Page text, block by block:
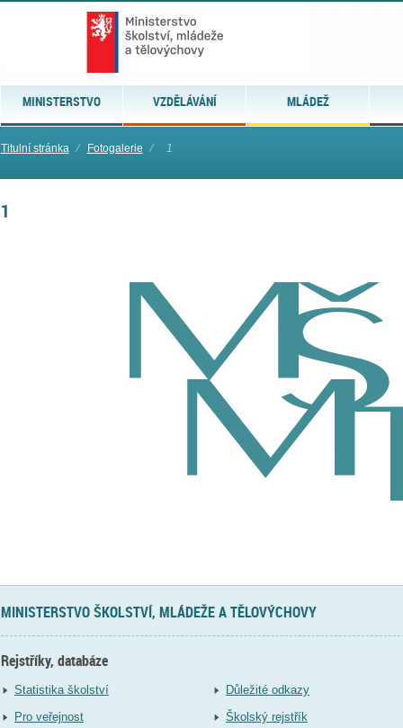
MINISTERSTVO VZDĚLÁVÁNÍ MLÁDEŽ
Titulní stránka ⁄ Fotogalerie ⁄ 1
1
MINISTERSTVO ŠKOLSTVÍ, MLÁDEŽE A TĚLOVÝCHOVY
Rejstříky, databáze
Statistika školství
Pro veřejnost
Důležité odkazy
Školský rejstřík